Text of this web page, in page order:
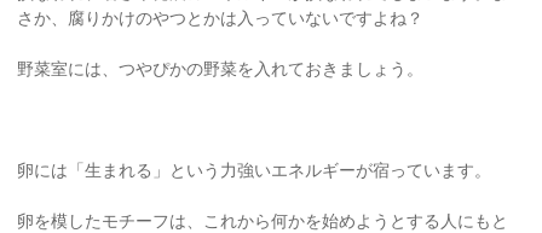
さか、腐りかけのやつとかは入っていないですよね？
野菜室には、つやぴかの野菜を入れておきましょう。
卵には「生まれる」という力強いエネルギーが宿っています。
卵を模したモチーフは、これから何かを始めようとする人にもと